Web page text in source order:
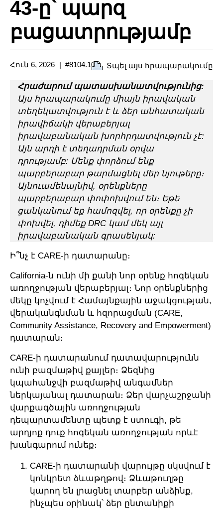
43-ը՝ պարզ
բացատրությամբ
Հուն 6, 2026 #8104.10 Տպել այս հրապարակումը
Հրաժարում պատասխանատվությունից:
Այս հրապարակումը միայն իրավական
տեղեկատվություն է և ձեր անհատական
իրավիճակի վերաբերյալ
իրավաբանական խորհրդատվություն չէ:
Այն արդի է տեղադրման օրվա
դրությամբ: Մենք փորձում ենք
պարբերաբար թարմացնել մեր նյութերը։
Այնուամենայնիվ, օրենքները
պարբերաբար փոփոխվում են։ Եթե
ցանկանում եք համոզվել, որ օրենքը չի
փոխվել, դիմեք DRC կամ մեկ այլ
իրավաբանական գրասենյակ:
Ի՞նչ է CARE-ի դատարանը։
California-ն ունի մի քանի նոր օրենք հոգեկան
առողջության վերաբերյալ։ Նոր օրենքներից
մեկը կոչվում է Համայնքային աջակցության,
վերականգնման և հզորացման (CARE,
Community Assistance, Recovery and Empowerment)
դատարան։
CARE-ի դատարանում դատավարությունն
ունի բազմաթիվ քայլեր։ Ձեզնից
կպահանջվի բազմաթիվ անգամներ
ներկայանալ դատարան։ Ձեր վարչաշրջանի
վարքագծային առողջության
դեպարտամենտը պետք է ստուգի, թե
արդյոք դուք հոգեկան առողջության որևէ
խանգարում ունեք։
CARE-ի դատարանի վարույթը սկսվում է
կոնկրետ ձևաթղթով։ Ձևաթուղթը
կարող են լրացնել տարբեր անձինք,
ինչպես օրինակ՝ ձեր ընտանիքի